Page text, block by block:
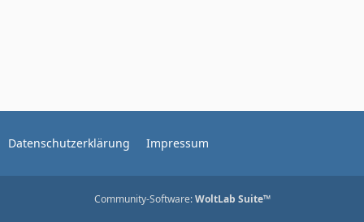
Datenschutzerklärung Impressum
Community-Software:WoltLab Suite™